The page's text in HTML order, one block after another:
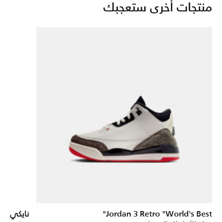
منتجات أخرى ستعجبك
Jordan 3 Retro "World's Best"
نايكي